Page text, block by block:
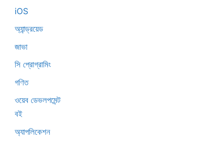
iOS
অ্যান্ড্রয়েড
জাভা
সি প্রোগ্রামিং
গণিত
ওয়েব ডেভলপমেন্ট
বই
অ্যাপলিকেশন